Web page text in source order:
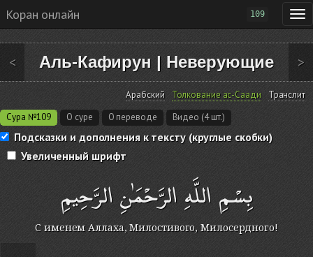
Коран онлайн 109
< Аль-Кафирун | Неверующие >
Сура №109 О суре О переводе Видео (4 шт.)
Арабский Толкование ас-Саади Транслит
Подсказки и дополнения к тексту (круглые скобки)
Увеличенный шрифт
بِسْمِ اللَّهِ الرَّحْمَٰنِ الرَّحِيمِ
С именем Аллаха, Милостивого, Милосердного!